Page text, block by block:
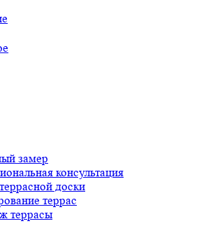
замер
консультация
доски
террас
террасы